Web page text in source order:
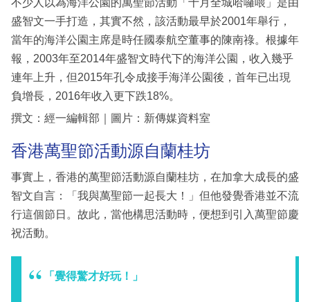
不少人以為海洋公園的萬聖節活動「十月全城哈囉喂」是由
盛智文一手打造，其實不然，該活動最早於2001年舉行，
當年的海洋公園主席是時任國泰航空董事的陳南祿。根據年
報，2003年至2014年盛智文時代下的海洋公園，收入幾乎
連年上升，但2015年孔令成接手海洋公園後，首年已出現
負增長，2016年收入更下跌18%。
撰文：經一編輯部｜圖片：新傳媒資料室
香港萬聖節活動源自蘭桂坊
事實上，香港的萬聖節活動源自蘭桂坊，在加拿大成長的盛
智文自言：「我與萬聖節一起長大！」但他發覺香港並不流
行這個節日。故此，當他構思活動時，便想到引入萬聖節慶
祝活動。
「覺得驚才好玩！」